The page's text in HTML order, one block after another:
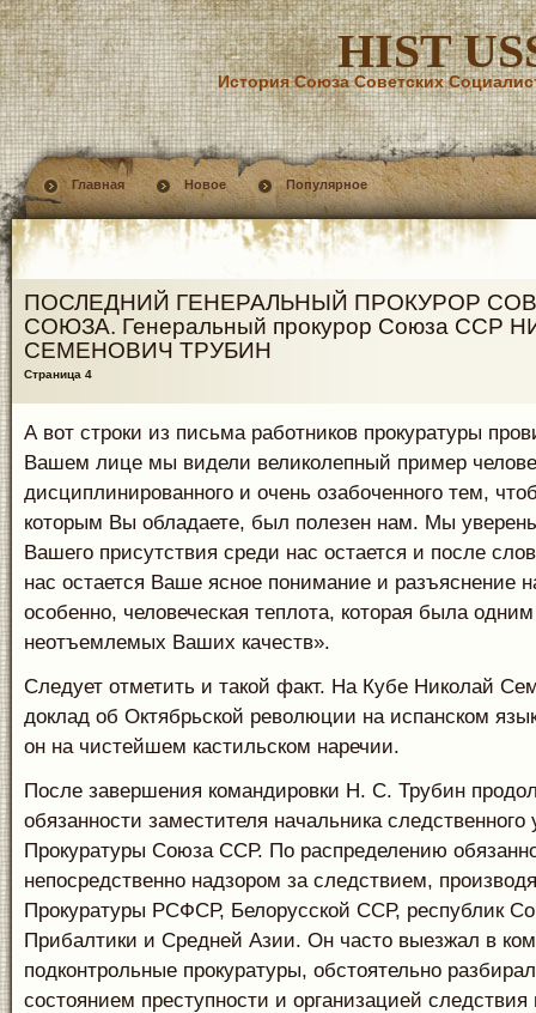
HIST
История Союза Советских
Главная Новое Популярное
ПОСЛЕДНИЙ ГЕНЕРАЛЬНЫЙ ПРОКУРОР
СОЮЗА. Генеральный прокурор Союза ССР
СЕМЕНОВИЧ ТРУБИН
Страница 4
А вот строки из письма работников прокуратуры
Вашем лице мы видели великолепный пример
дисциплинированного и очень озабоченного тем,
которым Вы обладаете, был полезен нам. Мы
Вашего присутствия среди нас остается и после
нас остается Ваше ясное понимание и разъяснение
особенно, человеческая теплота, которая была
неотъемлемых Ваших качеств».
Следует отметить и такой факт. На Кубе Николай
доклад об Октябрьской революции на испанском
он на чистейшем кастильском наречии.
После завершения командировки Н. С. Трубин
обязанности заместителя начальника следственного
Прокуратуры Союза ССР. По распределению
непосредственно надзором за следствием,
Прокуратуры РСФСР, Белорусской ССР, республик
Прибалтики и Средней Азии. Он часто выезжал в
подконтрольные прокуратуры, обстоятельно
состоянием преступности и организацией